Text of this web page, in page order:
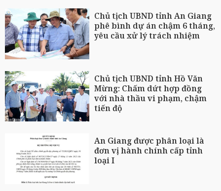
Chủ tịch UBND tỉnh An Giang
phê bình dự án chậm 6 tháng,
yêu cầu xử lý trách nhiệm
Chủ tịch UBND tỉnh Hồ Văn
Mừng: Chấm dứt hợp đồng
với nhà thầu vi phạm, chậm
tiến độ
An Giang được phân loại là
đơn vị hành chính cấp tỉnh
loại I